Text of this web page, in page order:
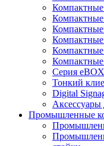
Серия
Тонкий
Digital
Аксессуары
Промышленные